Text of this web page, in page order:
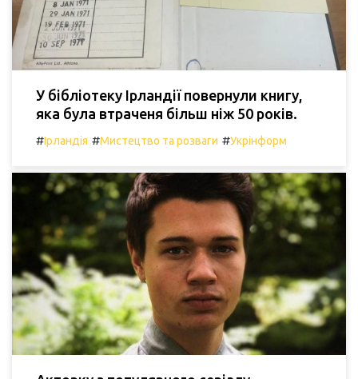
У бібліотеку Ірландії повернули книгу,
яка була втраченя більш ніж 50 років.
#Ірландія #Мистецтво та розваги #Укрінформ